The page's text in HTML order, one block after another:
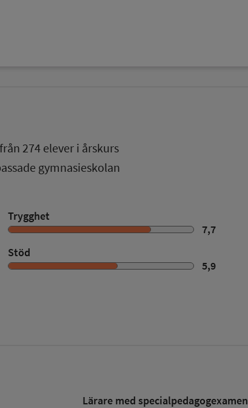
274 elever i årskurs
gymnasieskolan
Trygghet
7,7
Stöd
5,9
Lärare med specialpedagog­examen